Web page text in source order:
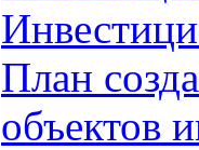
План
объектов